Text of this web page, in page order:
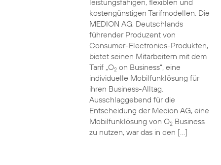
leistungsfähigen, flexiblen und
kostengünstigen Tarifmodellen. Die
MEDION AG, Deutschlands
führender Produzent von
Consumer-Electronics-Produkten,
bietet seinen Mitarbeitern mit dem
Tarif „O2on Business“, eine
individuelle Mobilfunklösung für
ihren Business-Alltag.
Ausschlaggebend für die
Entscheidung der Medion AG, eine
Mobilfunklösung von O2Business
zu nutzen, war das in den […]